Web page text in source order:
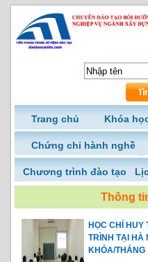
Trang chủ Khóa
Chứng chỉ hành nghề
Chương trình đào tạo
Thông
HỌC CHỈ HUY
TRÌNH TẠI HÀ
KHÓA/THÁNG